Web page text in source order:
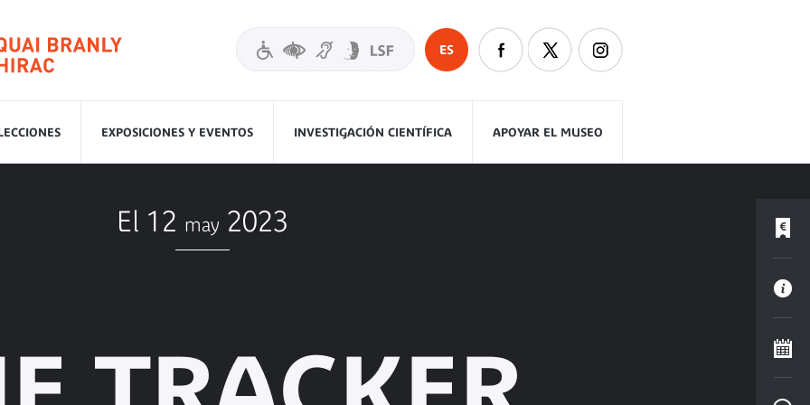
ES
EXPOSICIONES Y EVENTOS INVESTIGACIÓN CIENTÍFICA APOYAR EL MUSEO
El 12 may 2023